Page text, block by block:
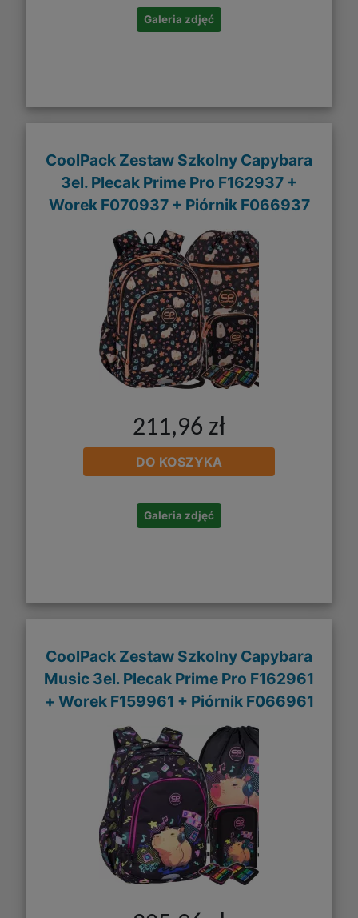
Galeria zdjęć
CoolPack Zestaw Szkolny Capybara
3el. Plecak Prime Pro F162937 +
Worek F070937 + Piórnik F066937
211,96 zł
DO KOSZYKA
Galeria zdjęć
CoolPack Zestaw Szkolny Capybara
Music 3el. Plecak Prime Pro F162961
+ Worek F159961 + Piórnik F066961